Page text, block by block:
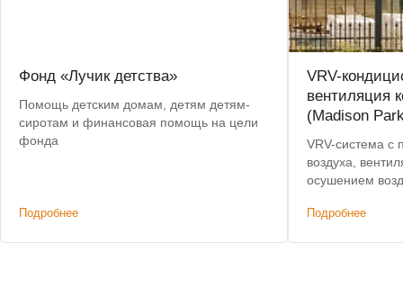
Фонд «Лучик детства»
Помощь детским домам, детям детям-
сиротам и финансовая помощь на цели
фонда
Подробнее
VRV-
вентиляция
(Madison
VRV-система с
воздуха,
осушением
Подробнее